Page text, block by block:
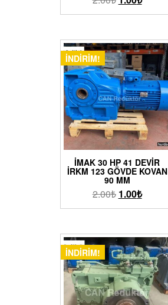
İNDIRIM!
İMAK 30 HP 41 DEVIR
İRKM 123 GÖVDE KOVAN
90 MM
2.00₺ 1.00₺
İNDIRIM!